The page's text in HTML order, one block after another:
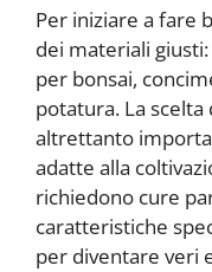
Per iniziare a fare
dei materiali
per bonsai,
potatura. La
altrettanto
adatte alla
richiedono cure
caratteristiche
per diventare veri